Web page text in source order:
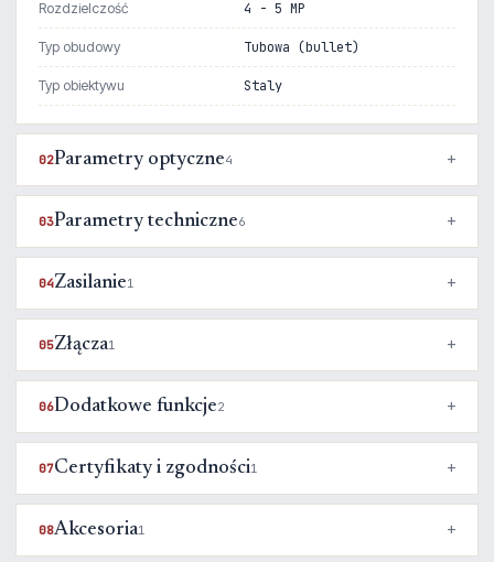
Rozdzielczość 4 - 5 MP
Typ obudowy Tubowa (bullet)
Typ obiektywu Staly
02Parametry optyczne4
03Parametry techniczne6
04Zasilanie1
05Złącza1
06Dodatkowe funkcje2
07Certyfikaty i zgodności1
08Akcesoria1